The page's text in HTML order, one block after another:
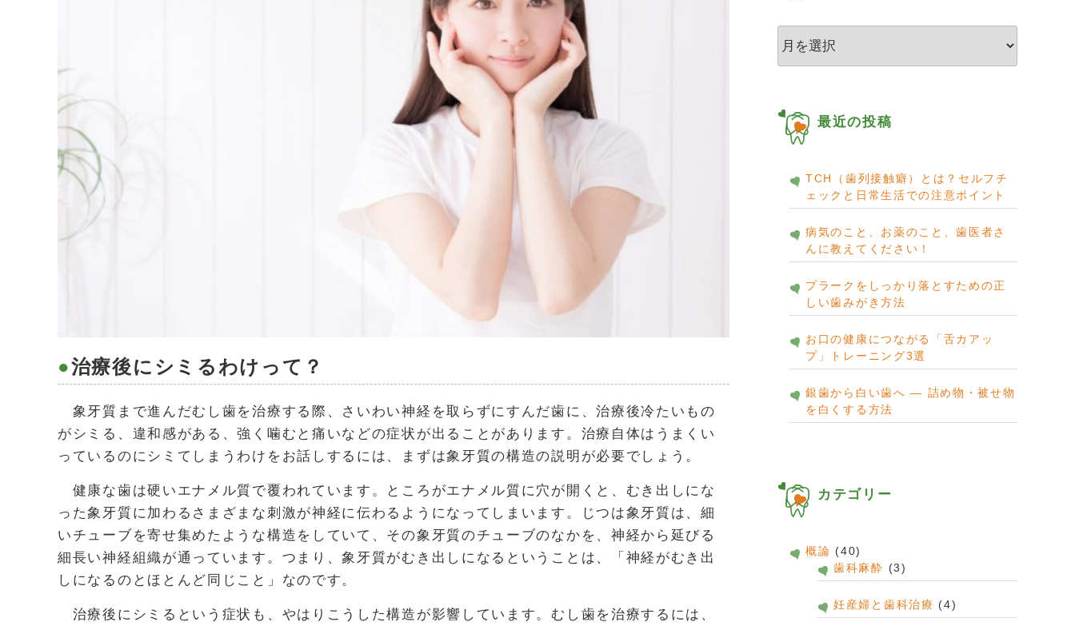
治療後にシミるわけって？
象牙質まで進んだむし歯を治療する際、さいわい神経を取らずにすんだ歯に、治療後冷たいもの
がシミる、違和感がある、強く噛むと痛いなどの症状が出ることがあります。治療自体はうまくい
っているのにシミてしまうわけをお話しするには、まずは象牙質の構造の説明が必要でしょう。
健康な歯は硬いエナメル質で覆われています。ところがエナメル質に穴が開くと、むき出しにな
った象牙質に加わるさまざまな刺激が神経に伝わるようになってしまいます。じつは象牙質は、細
いチューブを寄せ集めたような構造をしていて、その象牙質のチューブのなかを、神経から延びる
細長い神経組織が通っています。つまり、象牙質がむき出しになるということは、「神経がむき出
しになるのとほとんど同じこと」なのです。
治療後にシミるという症状も、やはりこうした構造が影響しています。むし歯を治療するには、
ー
カ
最近の投稿
TCH（歯列接触癖）とは？セルフチ
ェックと日常生活での注意ポイント
病気のこと、お薬のこと、歯医者さ
んに教えてください！
プラークをしっかり落とすための正
しい歯みがき方法
お口の健康につながる「舌カアッ
プ」トレーニング3選
銀歯から白い歯へ ― 詰め物・被せ物
を白くする方法
カテゴリー
概論 (40)
歯科麻酔 (3)
妊産婦と歯科治療 (4)